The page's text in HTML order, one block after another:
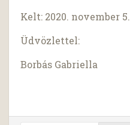
Kelt: 2020. november 5.
Üdvözlettel:
Borbás Gabriella